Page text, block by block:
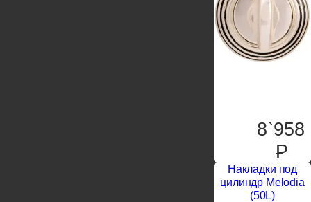
8`958
P
Накладки под
цилиндр Melodia
(50L)